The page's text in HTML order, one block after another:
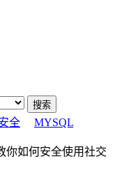
搜索
全
MYSQL
你如何安全使用社交